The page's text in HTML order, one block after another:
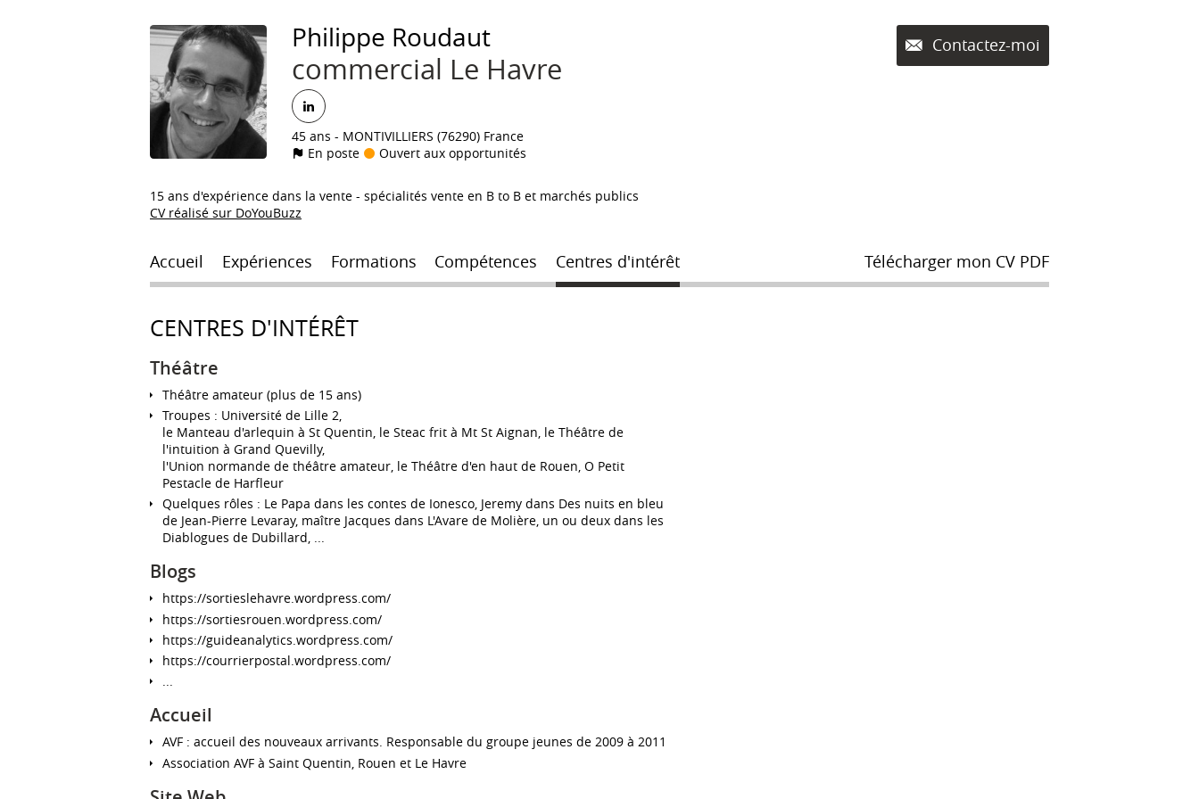
Philippe Roudaut
commercial Le Havre
45 ans MONTIVILLIERS (76290) France
En poste
Ouvert aux opportunités
Contactez-moi
15 ans d'expérience dans la vente - spécialités vente en B to B et marchés publics
CV réalisé sur DoYouBuzz
Accueil Expériences Formations Compétences Centres d'intérêt Télécharger mon CV PDF
CENTRES D'INTÉRÊT
Théâtre
Théâtre amateur (plus de 15 ans)
Troupes : Université de Lille 2,
le Manteau d'arlequin à St Quentin, le Steac frit à Mt St Aignan, le Théâtre de
l'intuition à Grand Quevilly,
l'Union normande de théâtre amateur, le Théâtre d'en haut de Rouen, O Petit
Pestacle de Harfleur
Quelques rôles : Le Papa dans les contes de Ionesco, Jeremy dans Des nuits en bleu
de Jean-Pierre Levaray, maître Jacques dans L'Avare de Molière, un ou deux dans les
Diablogues de Dubillard, ...
Blogs
https://sortieslehavre.wordpress.com/
https://sortiesrouen.wordpress.com/
https://guideanalytics.wordpress.com/
https://courrierpostal.wordpress.com/
...
Accueil
AVF : accueil des nouveaux arrivants. Responsable du groupe jeunes de 2009 à 2011
Association AVF à Saint Quentin, Rouen et Le Havre